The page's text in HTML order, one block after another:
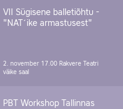
VII Sügisene balletiõhtu -
"NAT´ike armastusest"
2. november 17.00 Rakvere Teatri
väike saal
PBT Workshop Tallinnas